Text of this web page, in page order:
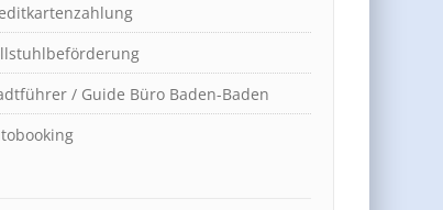
/ Guide Büro Baden-Baden